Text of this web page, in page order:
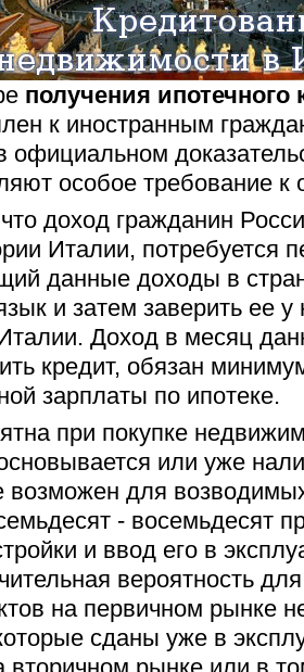
получения ипотечного
к иностранным
официальном
особое требование к
доход гражданин
Италии, потребуется
данные доходы в
и затем заверить ее у
Доход в месяц
кредит, обязан
зарплаты по ипотеке.
при покупке
или уже
возможен для
- восемьдесят
и ввод его в
вероятность
на первичном рынке
сданы уже в